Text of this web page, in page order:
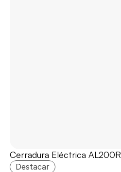
Cerradura Eléctrica AL200R
Destacar